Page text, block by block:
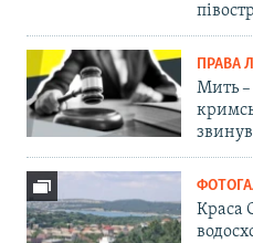
ПРАВА
Мить –
Краса